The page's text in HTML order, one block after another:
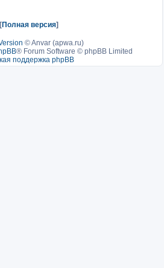
[Полная версия]
©Anvar (apwa.ru)
® Forum Software © phpBB Limited
поддержка phpBB